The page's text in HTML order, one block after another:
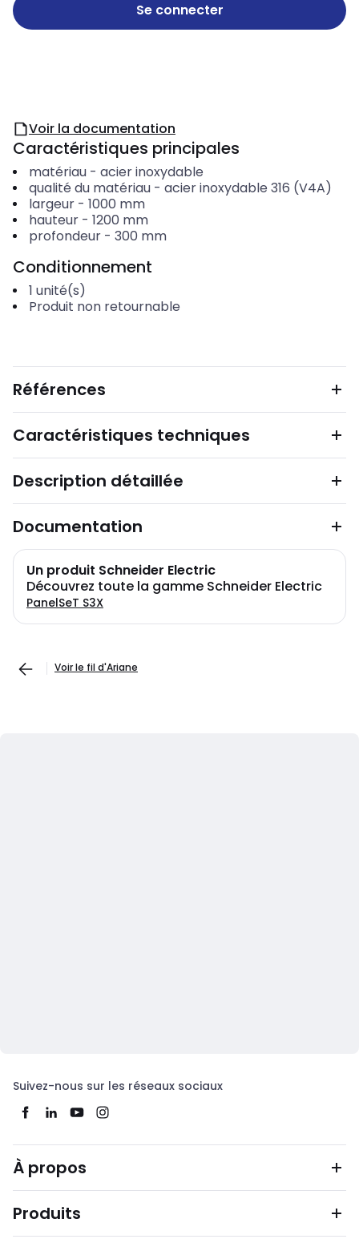
Se connecter
Voir la documentation
Caractéristiques principales
matériau- acier inoxydable
qualité du matériau- acier inoxydable 316 (V4A)
largeur- 1000 mm
hauteur- 1200 mm
profondeur- 300 mm
Conditionnement
1 unité(s)
Produit non retournable
Références
Caractéristiques techniques
Description détaillée
Documentation
Un produit Schneider Electric
Découvrez toute la gamme Schneider Electric
PanelSeT S3X
Voir le fil d'Ariane
Suivez-nous sur les réseaux sociaux
À propos
Produits